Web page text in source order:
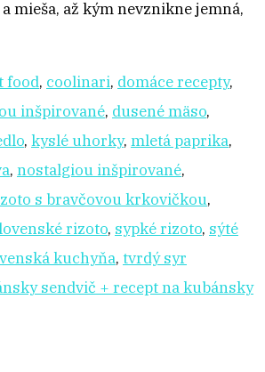
mieša, až kým nevznikne jemná,
food, coolinari, domáce recepty,
inšpirované, dusené mäso,
, kyslé uhorky, mletá paprika,
, nostalgiou inšpirované,
s bravčovou krkovičkou,
rizoto, sypké rizoto, sýté
kuchyňa, tvrdý syr